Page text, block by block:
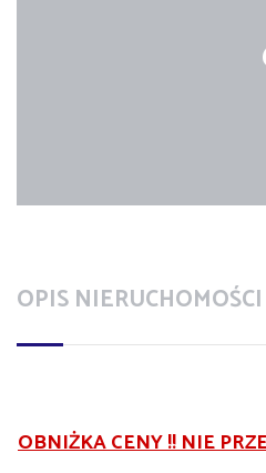
OPIS NIERUCHOMOŚCI
OBNIŻKA CENY !! NIE